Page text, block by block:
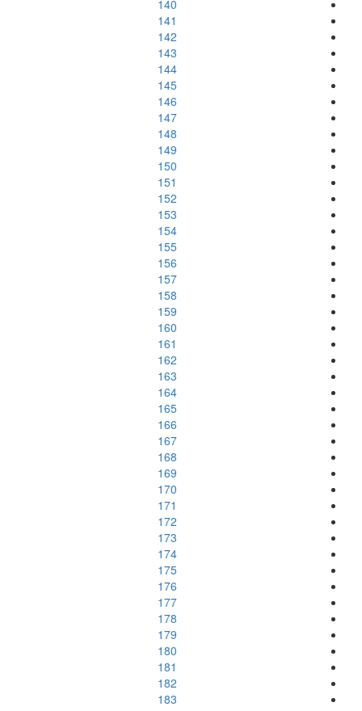
140
141
142
143
144
145
146
147
148
149
150
151
152
153
154
155
156
157
158
159
160
161
162
163
164
165
166
167
168
169
170
171
172
173
174
175
176
177
178
179
180
181
182
183